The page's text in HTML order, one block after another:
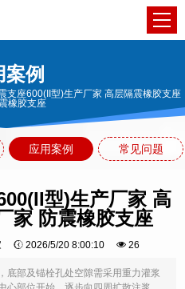
案例
支座600(II型)生产厂家 高层隔震橡胶支座
橡胶支座
应用案例 常见问题
型)生产厂家 高
家 防震橡胶支座
2026/5/20 8:00:10 26
底部及锚栓孔处空隙需采用重力灌浆